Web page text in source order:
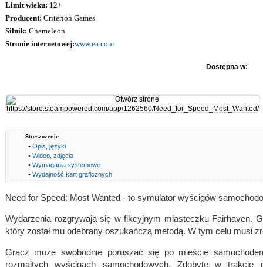
Limit wieku: 12+
Producent: Criterion Games
Silnik: Chameleon
Stronie internetowej:www.ea.com
Dostępna w:
Streszczenie
• Opis, języki
• Wideo, zdjęcia
• Wymagania systemowe
• Wydajność kart graficznych
Need for Speed: Most Wanted - to symulator wyścigów
Wydarzenia rozgrywają się w fikcyjnym miasteczku Fairhaven.
który został mu odebrany oszukańczą metodą. W tym celu musi
Gracz może swobodnie poruszać się po mieście
rozmaitych wyścigach samochodowych. Zdobyte w